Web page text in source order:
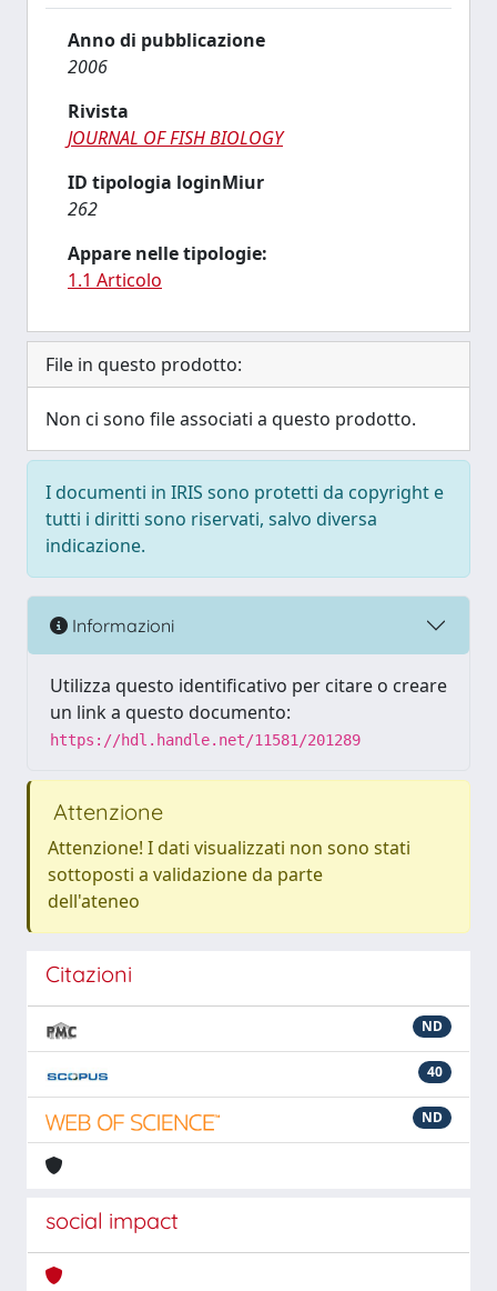
Anno di pubblicazione
2006
Rivista
JOURNAL OF FISH BIOLOGY
ID tipologia loginMiur
262
Appare nelle tipologie:
1.1 Articolo
File in questo prodotto:
Non ci sono file associati a questo prodotto.
I documenti in IRIS sono protetti da copyright e
tutti i diritti sono riservati, salvo diversa
indicazione.
Informazioni
Utilizza questo identificativo per citare o creare
un link a questo documento:
https://hdl.handle.net/11581/201289
Attenzione
Attenzione! I dati visualizzati non sono stati
sottoposti a validazione da parte
dell'ateneo
Citazioni
ND
40
ND
social impact